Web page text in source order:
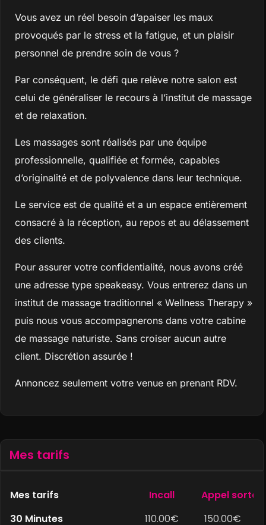
Vous avez un réel besoin d’apaiser les maux
provoqués par le stress et la fatigue, et un plaisir
personnel de prendre soin de vous ?
Par conséquent, le défi que relève notre salon est
celui de généraliser le recours à l’institut de massage
et de relaxation.
Les massages sont réalisés par une équipe
professionnelle, qualifiée et formée, capables
d’originalité et de polyvalence dans leur technique.
Le service est de qualité et a un espace entièrement
consacré à la réception, au repos et au délassement
des clients.
Pour assurer votre confidentialité, nous avons créé
une adresse type speakeasy. Vous entrerez dans un
institut de massage traditionnel « Wellness Therapy »
puis nous vous accompagnerons dans votre cabine
de massage naturiste. Sans croiser aucun autre
client. Discrétion assurée !
Annoncez seulement votre venue en prenant RDV.
Mes tarifs
Mes tarifs Incall
Appel
30 Minutes
110.00€ 150.00€